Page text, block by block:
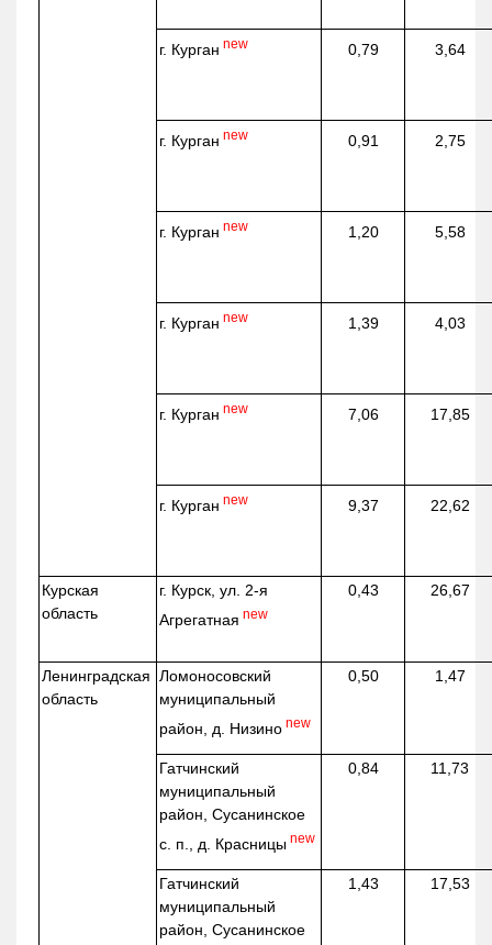
г. Курган new 0,79 3,64
г. Курган new 0,91 2,75
г. Курган new 1,20 5,58
г. Курган new 1,39 4,03
г. Курган new 7,06 17,85
г. Курган new 9,37 22,62
Курская
область
г. Курск, ул. 2-я
Агрегатная new
0,43 26,67
Ленинградская
область
Ломоносовский
муниципальный
район, д. Низино new
0,50 1,47
Гатчинский
муниципальный
район, Сусанинское
с. п., д. Красницы new
0,84 11,73
Гатчинский
муниципальный
район, Сусанинское
1,43 17,53